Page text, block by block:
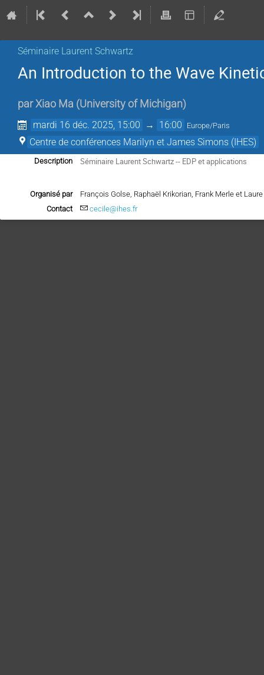
Séminaire Laurent Schwartz
An Introduction to the Wave
parXiao Ma (University of Michigan)
mardi 16 déc. 2025, 15:00 → 16:00 Europe/Paris
Centre de conférences Marilyn et James Simons (IHES)
Description Séminaire Laurent Schwartz -- EDP et applications
Organisé par
François Golse, Raphaël Krikorian, Frank Merle et
Contact
cecile@ihes.fr